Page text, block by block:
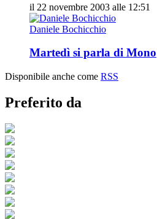
il 22 novembre 2003 alle 12:51
Daniele Bochicchio
Martedì si parla di Mono
Disponibile anche come RSS
Preferito da